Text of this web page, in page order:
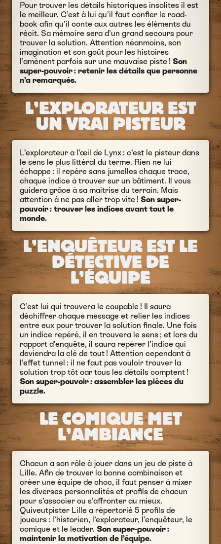
Pour trouver les détails historiques insolites il est
le meilleur. C’est à lui qu’il faut confier le road-
book afin qu’il conte aux autres les éléments du
récit. Sa mémoire sera d’un grand secours pour
trouver la solution. Attention néanmoins, son
imagination et son goût pour les histoires
l’amènent parfois sur une mauvaise piste ! Son
super-pouvoir : retenir les détails que personne
n’a remarqués.
L’EXPLORATEUR EST
UN VRAI PISTEUR
L’explorateur a l’œil de Lynx : c’est le pisteur dans
le sens le plus littéral du terme. Rien ne lui
échappe : il repère sans jumelles chaque trace,
chaque indice à trouver sur un bâtiment. Il vous
guidera grâce à sa maitrise du terrain. Mais
attention à ne pas aller trop vite ! Son super-
pouvoir : trouver les indices avant tout le
monde.
L’ENQUÊTEUR EST LE
DÉTECTIVE DE
L’ÉQUIPE
C’est lui qui trouvera le coupable ! Il saura
déchiffrer chaque message et relier les indices
entre eux pour trouver la solution finale. Une fois
un indice repéré, il en trouvera le sens ; et lors du
rapport d’enquête, il saura repérer l’indice qui
deviendra la clé de tout ! Attention cependant à
l’effet tunnel : il ne faut pas vouloir trouver la
solution trop tôt car tous les détails comptent !
Son super-pouvoir : assembler les pièces du
puzzle.
LE COMIQUE MET
L’AMBIANCE
Chacun a son rôle à jouer dans un jeu de piste à
Lille. Afin de trouver la bonne combinaison et
créer une équipe de choc, il faut penser à mixer
les diverses personnalités et profils de chacun
pour s’associer ou s’affronter au mieux.
Quiveutpister Lille a répertorié 5 profils de
joueurs : l’historien, l’explorateur, l’enquêteur, le
comique et le leader. Son super-pouvoir :
maintenir la motivation de l’équipe.